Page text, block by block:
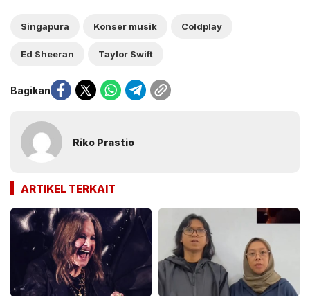
Singapura Konser musik Coldplay
Ed Sheeran Taylor Swift
Bagikan
Riko Prastio
ARTIKEL TERKAIT